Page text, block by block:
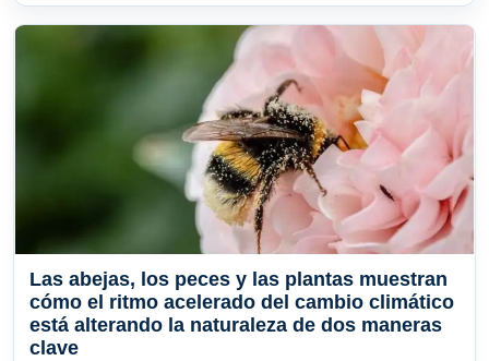
Las abejas, los peces y las plantas muestran
cómo el ritmo acelerado del cambio climático
está alterando la naturaleza de dos maneras
clave